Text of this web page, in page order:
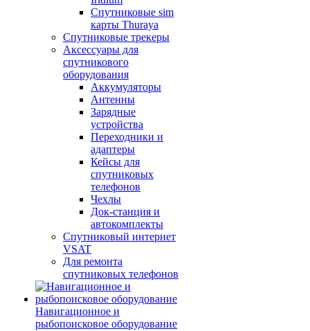
Спутниковые sim
карты Thuraya
Спутниковые трекеры
Аксессуары для
спутникового
оборудования
Аккумуляторы
Антенны
Зарядные
устройства
Переходники и
адаптеры
Кейсы для
спутниковых
телефонов
Чехлы
Док-станция и
автокомплекты
Спутниковый интернет
VSAT
Для ремонта
спутниковых телефонов
Навигационное и
рыбопоисковое оборудование